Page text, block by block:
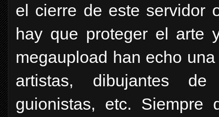
el cierre de este servidor
hay que proteger el arte
megaupload han echo
artistas, dibujantes de
guionistas, etc.